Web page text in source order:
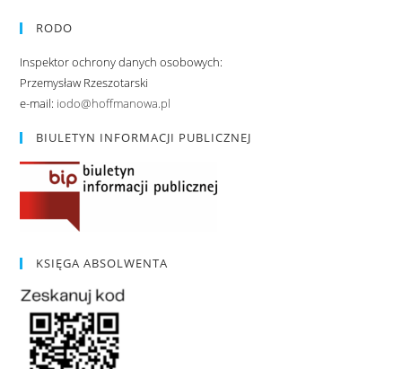
RODO
Inspektor ochrony danych osobowych:
Przemysław Rzeszotarski
e-mail: iodo@hoffmanowa.pl
BIULETYN INFORMACJI PUBLICZNEJ
KSIĘGA ABSOLWENTA